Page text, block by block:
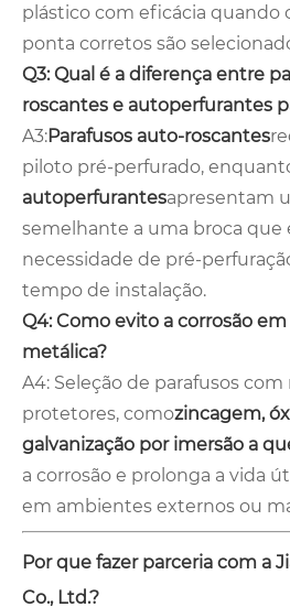
plástico com eficácia quando
ponta corretos são
Q3: Qual é a diferença entre
roscantes e autoperfurantes
A3:Parafusos auto-roscantes
piloto pré-perfurado,
autoperfurantesapresentam
semelhante a uma broca que
necessidade de pré-
tempo de instalação.
Q4: Como evito a corrosão
metálica?
A4: Seleção de parafusos
protetores, comozincagem,
galvanização por imersão a
a corrosão e prolonga a vida
em ambientes externos ou
Por que fazer parceria com a
Co., Ltd.?